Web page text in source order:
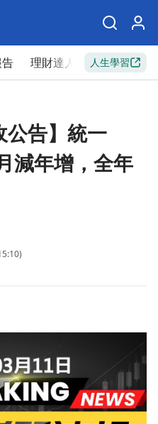
理財達人 新手入門
人生學習
公告】統一
減年增，全年